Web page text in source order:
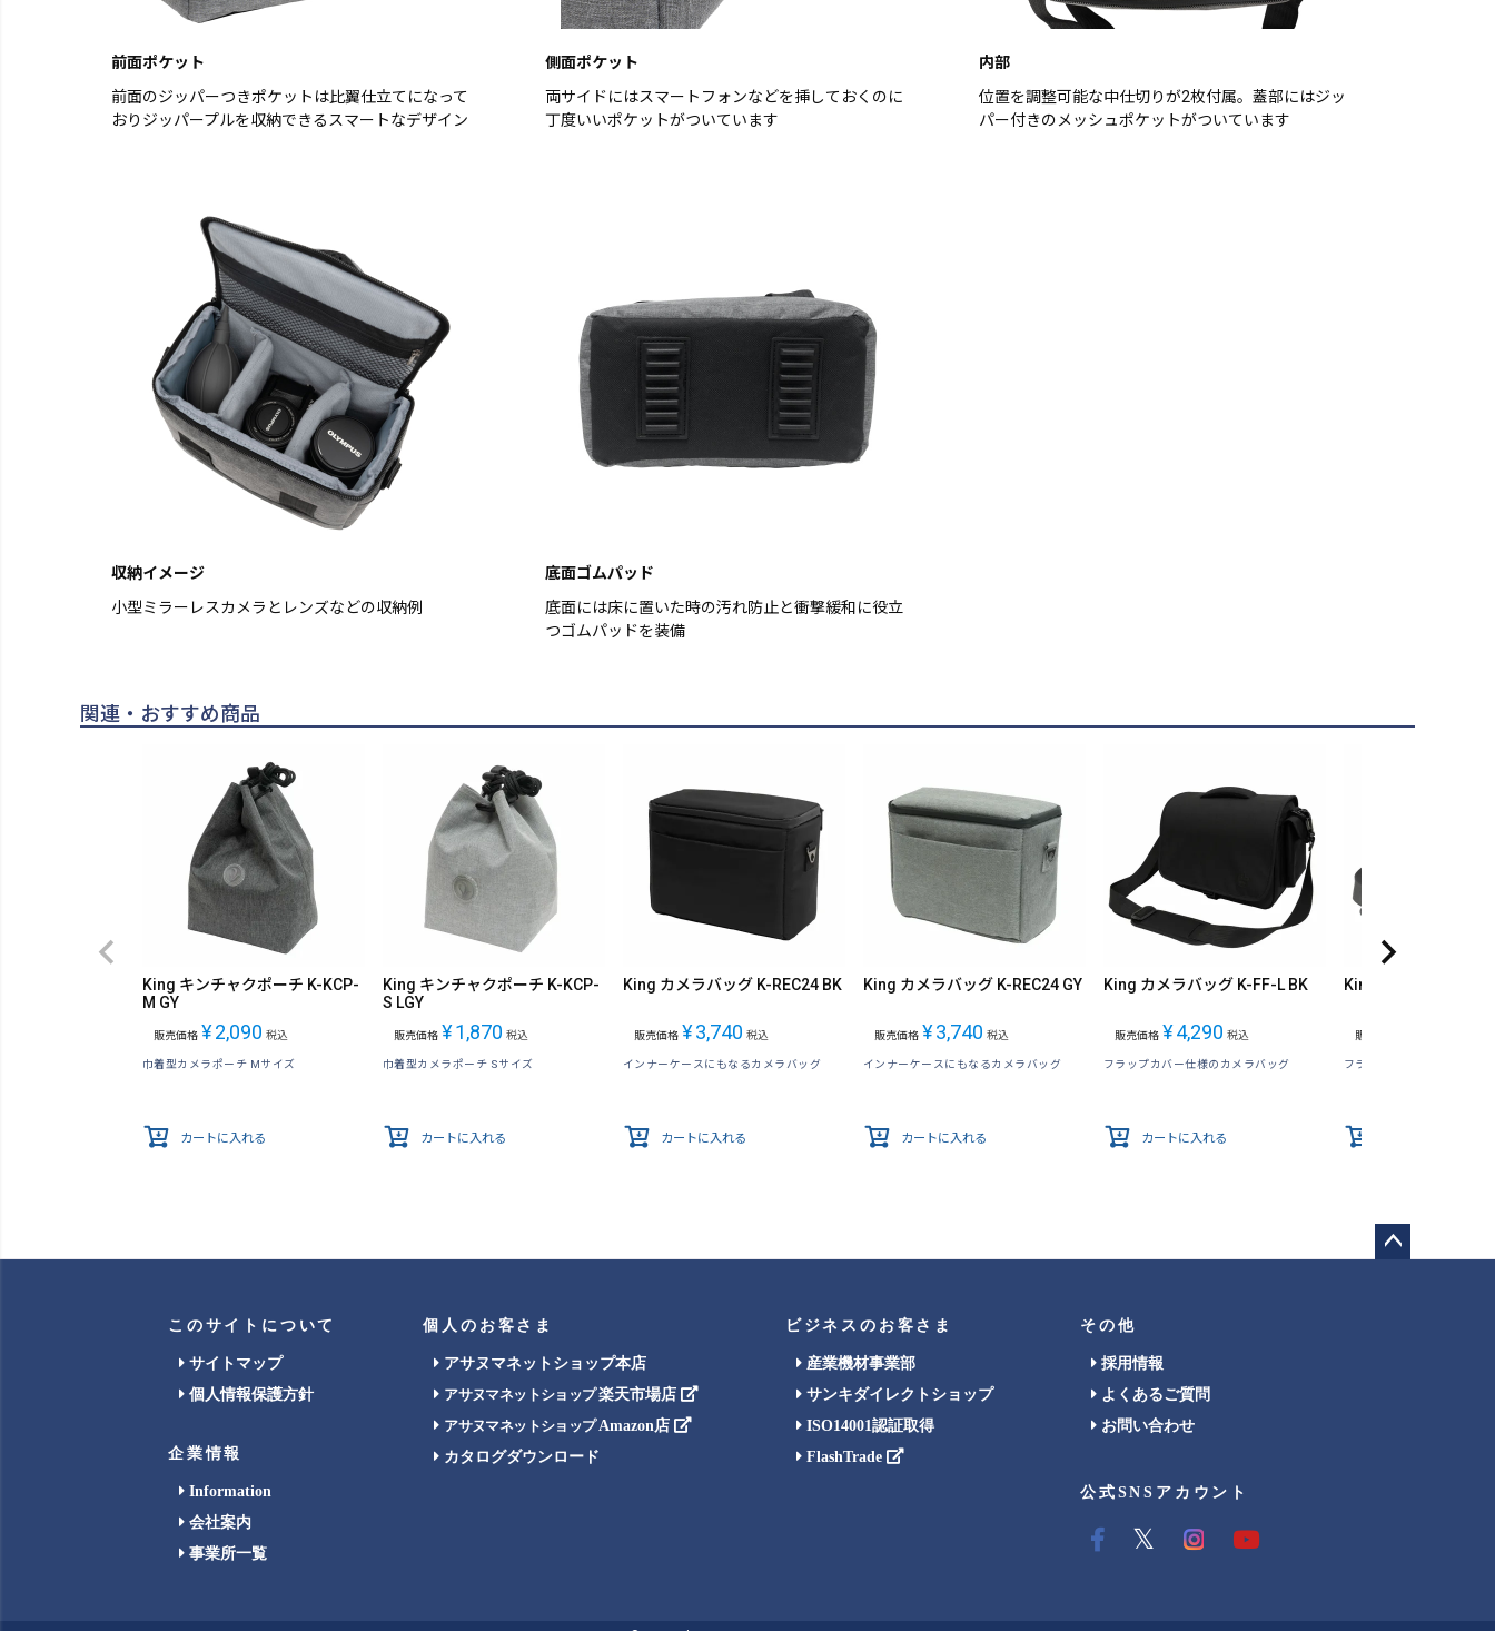
前面ポケット
前面のジッパーつきポケットは比翼仕立てになって
おりジッパープルを収納できるスマートなデザイン
側面ポケット
両サイドにはスマートフォンなどを挿しておくのに
丁度いいポケットがついています
内部
位置を調整可能な中仕切りが2枚付属。蓋部にはジッ
パー付きのメッシュポケットがついています
収納イメージ
小型ミラーレスカメラとレンズなどの収納例
底面ゴムパッド
底面には床に置いた時の汚れ防止と衝撃緩和に役立
つゴムパッドを装備
関連・おすすめ商品
King キンチャクポーチ K-KCP-
M GY
販売価格 ¥2,090 税込
巾着型カメラポーチ Mサイズ
カートに入れる
King キンチャクポーチ K-KCP-
S LGY
販売価格 ¥1,870 税込
巾着型カメラポーチ Sサイズ
カートに入れる
King カメラバッグ K-REC24 BK
販売価格 ¥3,740 税込
インナーケースにもなるカメラバッグ
カートに入れる
King カメラバッグ K-REC24 GY
販売価格 ¥3,740 税込
インナーケースにもなるカメラバッグ
カートに入れる
King カメラバッグ K-FF-L BK
販売価格 ¥4,290 税込
フラップカバー仕様のカメラバッグ
カートに入れる
King カメラバッグ K-
販売価格
フラップカバー仕様のカメ
このサイトについて
サイトマップ
個人情報保護方針
企業情報
Information
会社案内
事業所一覧
個人のお客さま
アサヌマネットショップ本店
アサヌマネットショップ楽天市場店
アサヌマネットショップAmazon店
カタログダウンロード
ビジネスのお客さま
産業機材事業部
サンキダイレクトショップ
ISO14001認証取得
FlashTrade
その他
採用情報
よくあるご質問
お問い合わせ
公式SNSアカウント